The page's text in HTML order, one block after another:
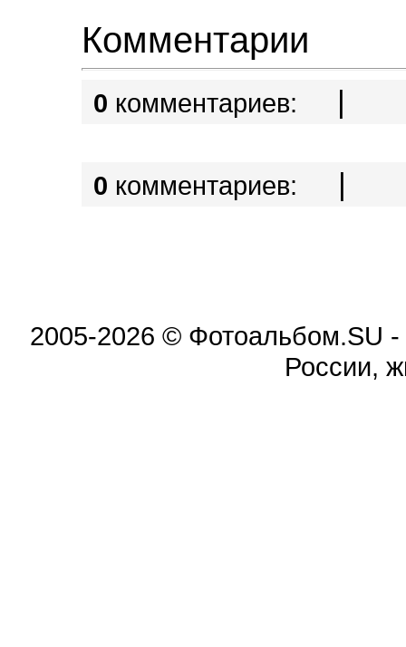
Комментарии
0 комментариев: |
0 комментариев: |
2005-2026 © Фотоальбом.SU -
России,